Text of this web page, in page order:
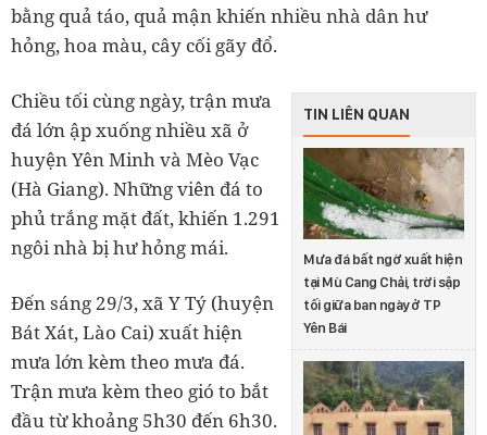
bằng quả táo, quả mận khiến nhiều nhà dân hư
hỏng, hoa màu, cây cối gãy đổ.
TIN LIÊN QUAN
Mưa đá bất ngờ xuất hiện
tại Mù Cang Chải, trời sập
tối giữa ban ngày ở TP
Yên Bái
Chiều tối cùng ngày, trận mưa
đá lớn ập xuống nhiều xã ở
huyện Yên Minh và Mèo Vạc
(Hà Giang). Những viên đá to
phủ trắng mặt đất, khiến 1.291
ngôi nhà bị hư hỏng mái.
Đến sáng 29/3, xã Y Tý (huyện
Bát Xát, Lào Cai) xuất hiện
mưa lớn kèm theo mưa đá.
Trận mưa kèm theo gió to bắt
đầu từ khoảng 5h30 đến 6h30.